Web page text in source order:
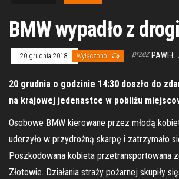
BMW wypadło z drogi
20 grudnia 2018 Wyłączono przez PAWEŁ
20 grudnia o godzinie 14:30 doszło do
na krajowej jedenastce w pobliżu
Osobowe BMW kierowane przez młodą
uderzyło w przydrożną skarpę i zatrzymało
Poszkodowana kobieta przetransportowana
Złotowie. Działania straży pożarnej skupiły